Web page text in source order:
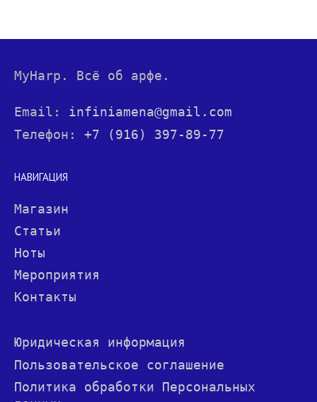
MyHarp. Всё об арфе.
Email: infiniamena@gmail.com
Телефон: +7 (916) 397-89-77
НАВИГАЦИЯ
Магазин
Статьи
Ноты
Мероприятия
Контакты
Юридическая информация
Пользовательское соглашение
Политика обработки Персональных